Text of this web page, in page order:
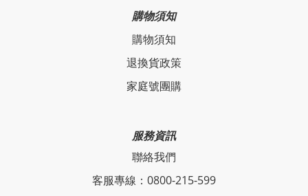
購物須知
購物須知
退換貨政策
家庭號團購
服務資訊
聯絡我們
客服專線：0800-215-599